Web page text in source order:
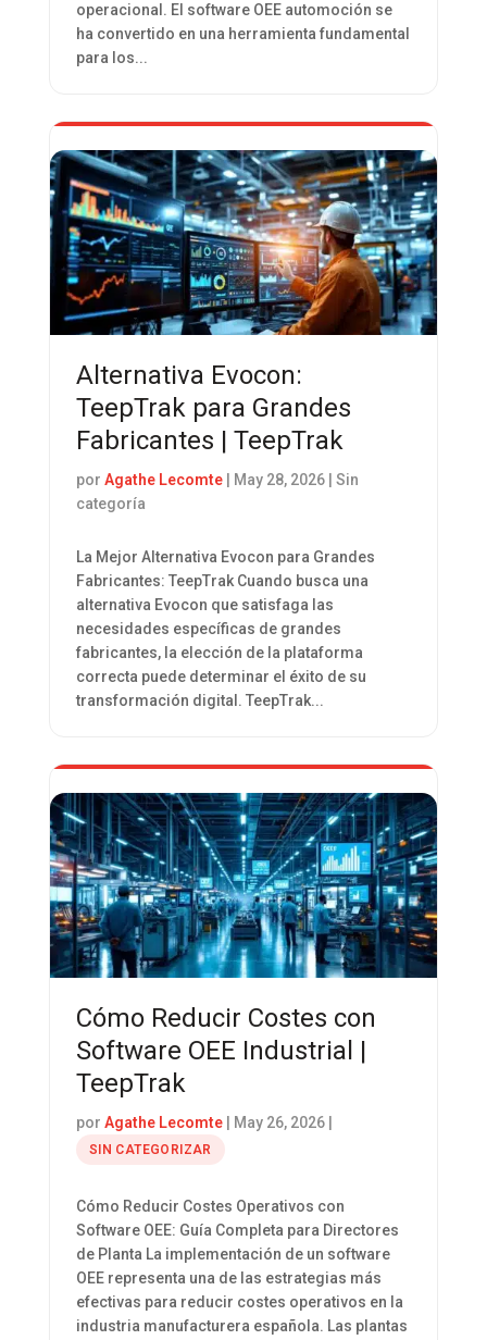
operacional. El software OEE automoción se
ha convertido en una herramienta fundamental
para los...
Alternativa Evocon:
TeepTrak para Grandes
Fabricantes | TeepTrak
por Agathe Lecomte| May 28, 2026| Sin
categoría
La Mejor Alternativa Evocon para Grandes
Fabricantes: TeepTrak Cuando busca una
alternativa Evocon que satisfaga las
necesidades específicas de grandes
fabricantes, la elección de la plataforma
correcta puede determinar el éxito de su
transformación digital. TeepTrak...
Cómo Reducir Costes con
Software OEE Industrial |
TeepTrak
por Agathe Lecomte| May 26, 2026|
SIN CATEGORIZAR
Cómo Reducir Costes Operativos con
Software OEE: Guía Completa para Directores
de Planta La implementación de un software
OEE representa una de las estrategias más
efectivas para reducir costes operativos en la
industria manufacturera española. Las plantas